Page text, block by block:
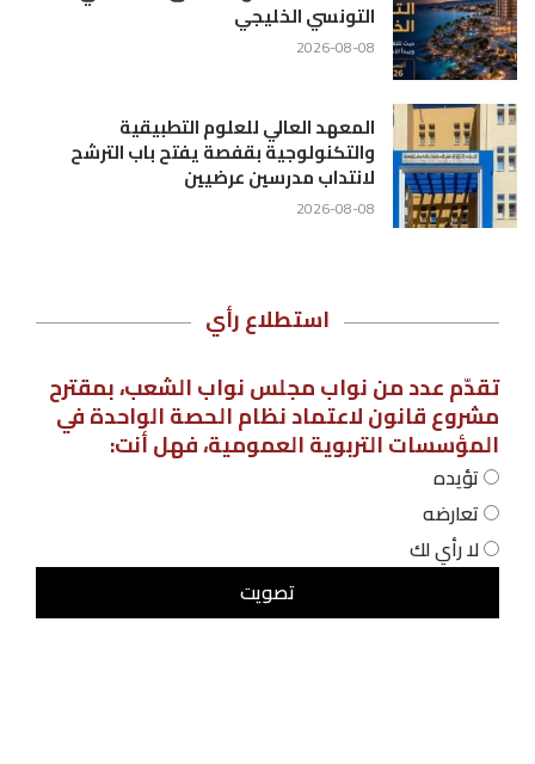
التونسي الخليجي
2026-08-08
المعهد العالي للعلوم التطبيقية
والتكنولوجية بقفصة يفتح باب الترشح
لانتداب مدرسين عرضيين
2026-08-08
استطلاع رأي
تقدّم عدد من نواب مجلس نواب الشعب، بمقترح
مشروع قانون لاعتماد نظام الحصة الواحدة في
المؤسسات التربوية العمومية، فهل أنت:
تؤيده
تعارضه
لا رأي لك